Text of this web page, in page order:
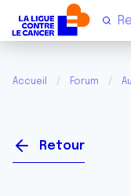
Accueil Forum
Retour